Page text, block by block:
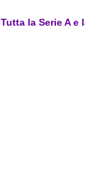
Tutta la Serie A e